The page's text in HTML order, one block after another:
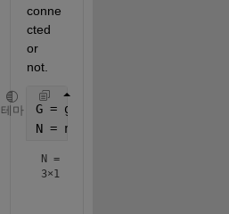
conne
cted
or
not.
테마
G = graph(bucky);
N = neighbors(G,10)
N =
3×1